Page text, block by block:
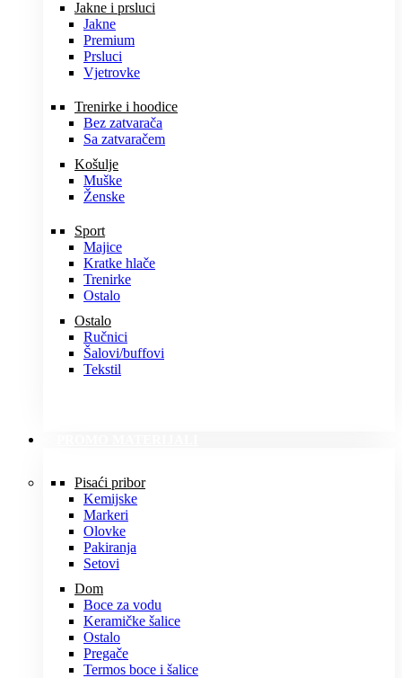
Jakne i prsluci
Jakne
Premium
Prsluci
Vjetrovke
Trenirke i hoodice
Bez zatvarača
Sa zatvaračem
Košulje
Muške
Ženske
Sport
Majice
Kratke hlače
Trenirke
Ostalo
Ostalo
Ručnici
Šalovi/buffovi
Tekstil
Pisaći pribor
Kemijske
Markeri
Olovke
Pakiranja
Setovi
Dom
Boce za vodu
Keramičke šalice
Ostalo
Pregače
Termos boce i šalice